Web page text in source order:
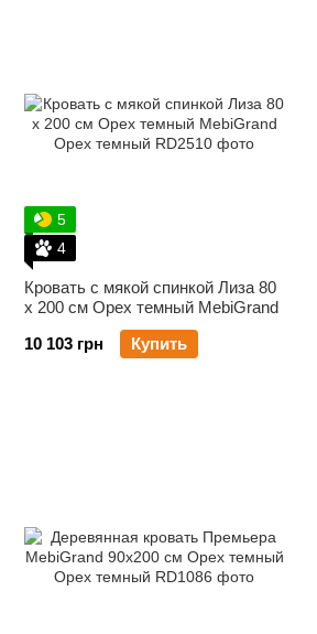
5
4
Кровать с мякой спинкой Лиза 80
х 200 см Орех темный MebiGrand
10 103 грн
Купить